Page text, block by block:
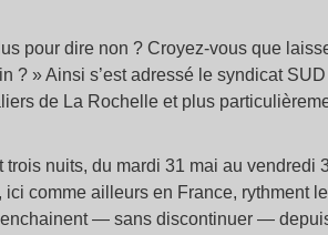
pour dire non ? Croyez-vous que
? » Ainsi s’est adressé le syndicat
de La Rochelle et plus
trois nuits, du mardi 31 mai au vendredi
comme ailleurs en France, rythment
— sans discontinuer —